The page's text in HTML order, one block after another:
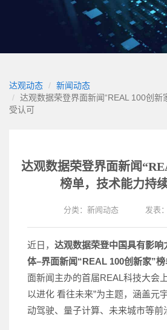
达观动态
新闻动态
达观数据荣登界面新闻“REAL 100创新
受认可
达观数据荣登界面新闻
榜单，技术能力持
分类： 新闻动态 发表
近日， 达观数据荣登中国具有影响
体–界面新闻“REAL 100创新家”榜
面新闻主办的首届REAL科技大会
以进化 看往未来”为主题，涵盖元
动驾驶、量子计算、未来城市等前